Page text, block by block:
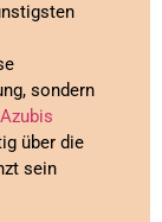
sondern
Azubis
über die
sein